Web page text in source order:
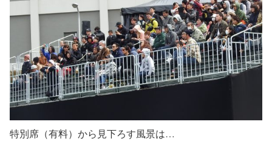
特別席（有料）から見下ろす風景は…